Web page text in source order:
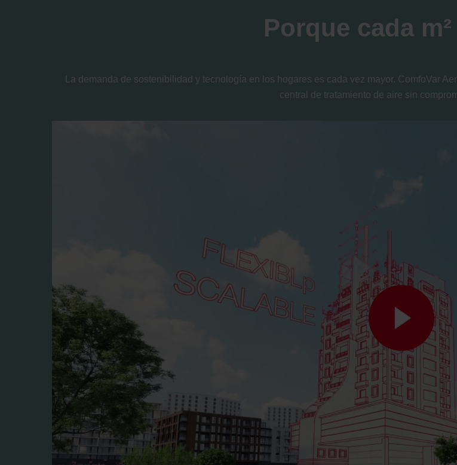
Porque cada
La demanda de sostenibilidad y tecnología en los hogares es cada vez mayor. ComfoVar
central de tratamiento de aire sin